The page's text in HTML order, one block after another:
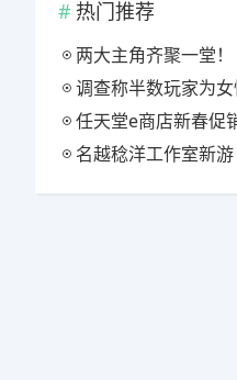
热门推荐
两大主角齐聚一堂！
调查称半数玩家为
任天堂e商店新春促
名越稔洋工作室新